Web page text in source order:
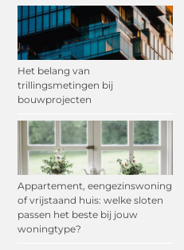
Het belang van
trillingsmetingen bij
bouwprojecten
Appartement, eengezinswoning
of vrijstaand huis: welke sloten
passen het beste bij jouw
woningtype?